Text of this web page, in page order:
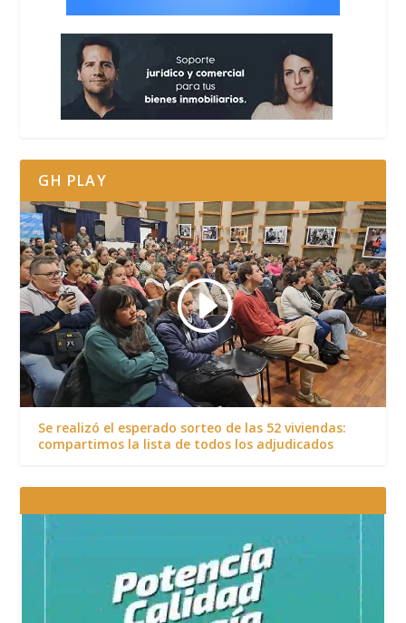
GH PLAY
Se realizó el esperado sorteo de las 52 viviendas:
compartimos la lista de todos los adjudicados